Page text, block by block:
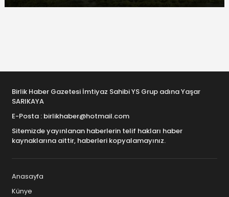
Birlik Haber Gazetesi İmtiyaz Sahibi YS Grup adına Yaşar
SARIKAYA
E-Posta : birlikhaber@hotmail.com
Sitemizde yayınlanan haberlerin telif hakları haber
kaynaklarına aittir, haberleri kopyalamayınız.
Anasayfa
Künye